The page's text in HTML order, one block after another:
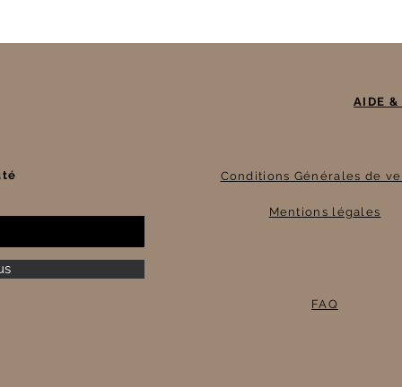
AIDE &
Conditions Générales de
Mentions légales
FAQ